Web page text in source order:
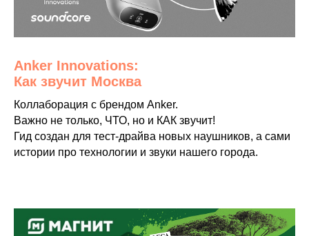
Аnker Innovations:
Как звучит Москва
Коллаборация с брендом Anker.
Важно не только, ЧТО, но и КАК звучит!
Гид создан для тест-драйва новых наушников, а сами
истории про технологии и звуки нашего города.